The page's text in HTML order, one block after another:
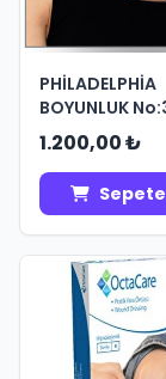
PHİLADELPHİA
BOYUNLUK
1.200,00 ₺